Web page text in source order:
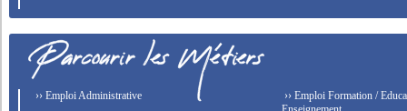
›› Emploi Administrative
›› Emploi Formation /